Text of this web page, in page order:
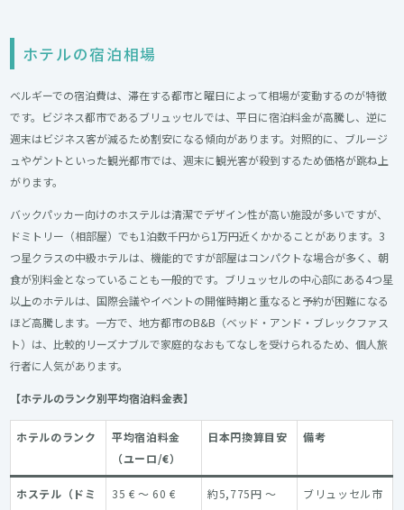
ホテルの宿泊相場
ベルギーでの宿泊費は、滞在する都市と曜日によって相場が変動するのが特徴
です。ビジネス都市であるブリュッセルでは、平日に宿泊料金が高騰し、逆に
週末はビジネス客が減るため割安になる傾向があります。対照的に、ブルージ
ュやゲントといった観光都市では、週末に観光客が殺到するため価格が跳ね上
がります。
バックパッカー向けのホステルは清潔でデザイン性が高い施設が多いですが、
ドミトリー（相部屋）でも1泊数千円から1万円近くかかることがあります。3
つ星クラスの中級ホテルは、機能的ですが部屋はコンパクトな場合が多く、朝
食が別料金となっていることも一般的です。ブリュッセルの中心部にある4つ星
以上のホテルは、国際会議やイベントの開催時期と重なると予約が困難になる
ほど高騰します。一方で、地方都市のB&B（ベッド・アンド・ブレックファス
ト）は、比較的リーズナブルで家庭的なおもてなしを受けられるため、個人旅
行者に人気があります。
【ホテルのランク別平均宿泊料金表】
ホテルのランク
平均宿泊料金
（ユーロ/€）
日本円換算目安 備考
ホステル（ドミ
35 € ～ 60 €
約5,775円 ～
ブリュッセル市